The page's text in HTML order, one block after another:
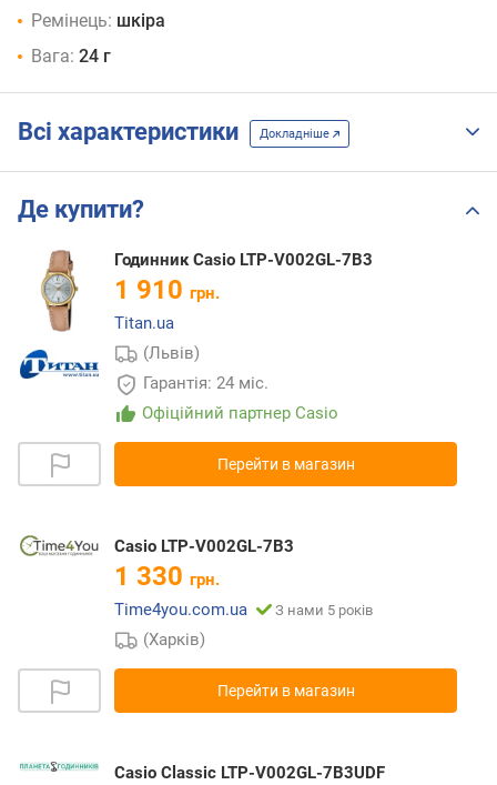
Ремінець: шкіра
Вага: 24 г
Всі характеристики Докладніше
Де купити?
Годинник Casio LTP-V002GL-7B3
1 910 грн.
Titan.ua
(Львів)
Гарантія: 24 міс.
Офіційний партнер Casio
Перейти в магазин
Casio LTP-V002GL-7B3
1 330 грн.
Time4you.com.ua
З нами 5 років
(Харків)
Перейти в магазин
Casio Classic LTP-V002GL-7B3UDF